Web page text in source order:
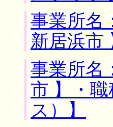
事業所名
新居浜市
事業所名
市 】・
ス）】